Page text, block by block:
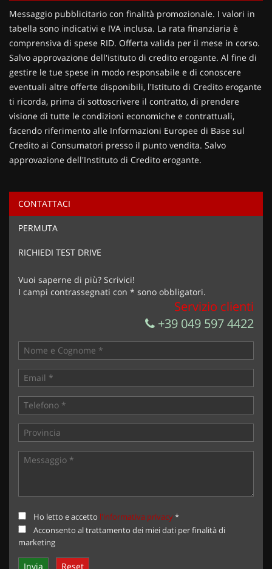
Contattaci
Ho letto e accettol'informativa privacy*
Acconsento al trattamento dei miei dati per finalità di
Invia la tua richiesta
Messaggio pubblicitario con finalità promozionale. I valori in
tabella sono indicativi e IVA inclusa. La rata finanziaria è
comprensiva di spese RID. Offerta valida per il mese in corso.
Salvo approvazione dell'istituto di credito erogante. Al fine di
gestire le tue spese in modo responsabile e di conoscere
eventuali altre offerte disponibili, l'Istituto di Credito erogante
ti ricorda, prima di sottoscrivere il contratto, di prendere
visione di tutte le condizioni economiche e contrattuali,
facendo riferimento alle Informazioni Europee di Base sul
Credito ai Consumatori presso il punto vendita. Salvo
approvazione dell'Instituto di Credito erogante.
CONTATTACI
PERMUTA
RICHIEDI TEST DRIVE
Vuoi saperne di più? Scrivici!
I campi contrassegnati con * sono obbligatori.
Servizio clienti
+39 049 597 4422
Ho letto e accetto l'informativa privacy*
Acconsento al trattamento dei miei dati per finalità di
marketing